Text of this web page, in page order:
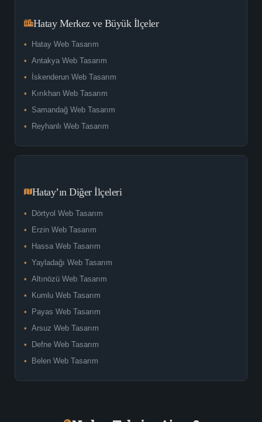
Hatay Merkez ve Büyük İlçeler
Hatay Web Tasarım
Antakya Web Tasarım
İskenderun Web Tasarım
Kırıkhan Web Tasarım
Samandağ Web Tasarım
Reyhanlı Web Tasarım
Hatay’ın Diğer İlçeleri
Dörtyol Web Tasarım
Erzin Web Tasarım
Hassa Web Tasarım
Yayladağı Web Tasarım
Altınözü Web Tasarım
Kumlu Web Tasarım
Payas Web Tasarım
Arsuz Web Tasarım
Defne Web Tasarım
Belen Web Tasarım